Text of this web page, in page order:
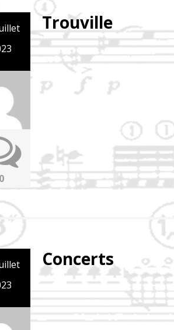
0
Trouville
Concerts